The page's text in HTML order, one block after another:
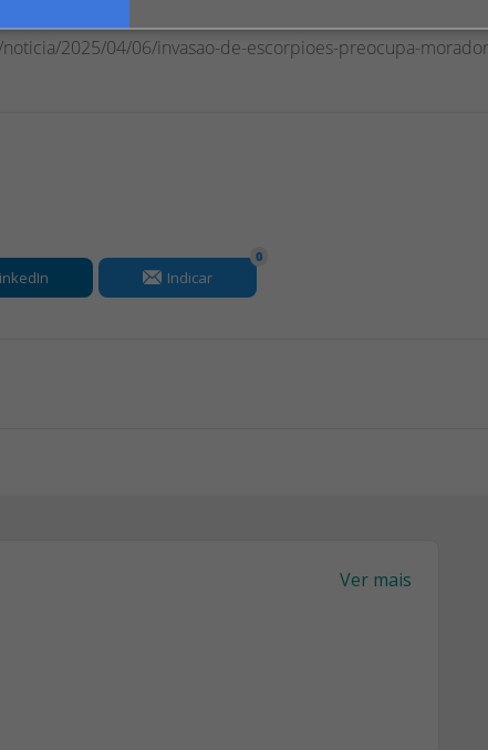
2025/04/06/invasao-de-escorpioes-preocupa-
Indicar
0
Ver mais